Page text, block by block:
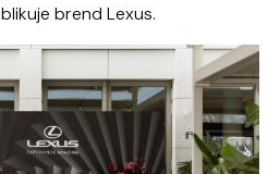
brend Lexus.